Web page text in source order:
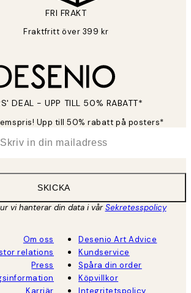
FRI FRAKT
Fraktfritt över 399 kr
DEAL - UPP TILL 50% RABATT*
Upp till 50% rabatt på posters*
SKICKA
vi hanterar din data i vårSekretesspolicy
Om oss
relations
Press
Karriär
Desenio Art Advice
Kundservice
Spåra din order
Köpvillkor
Integritetspolicy